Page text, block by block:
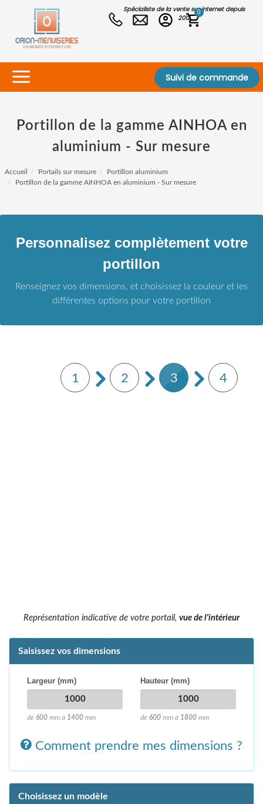
Spécialiste de la vente sur internet depuis
2012
0
Suivi de commande
Portillon de la gamme AINHOA en
aluminium - Sur mesure
Accueil Portails sur mesure
Portillon aluminium
Portillon de la gamme AINHOA en aluminium - Sur mesure
Personnalisez complètement votre
portillon
Renseignez vos dimensions, et choisissez la couleur et les
différentes options pour votre portillon
1 2 3 4
Représentation indicative de votre portail, vue de l'intérieur
Saisissez vos dimensions
Largeur (mm)
de 600 mm à 1400 mm
Hauteur (mm)
de 600 mm à 1800 mm
Comment prendre mes dimensions ?
Choisissez un modèle